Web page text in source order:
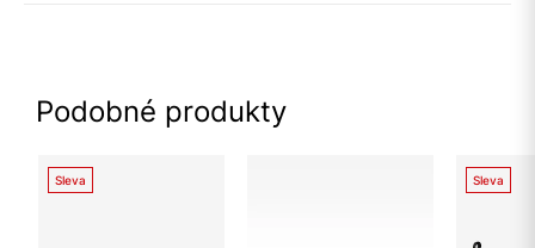
Podobné produkty
Sleva Sleva